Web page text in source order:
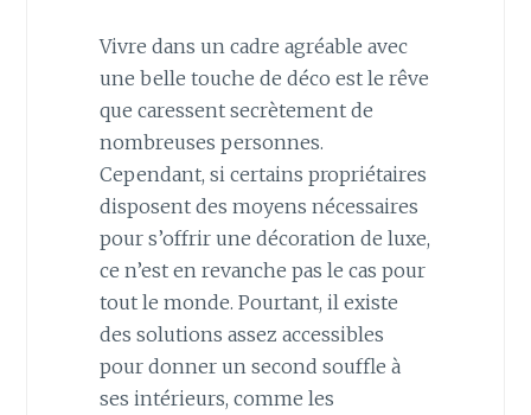
Vivre dans un cadre agréable avec
une belle touche de déco est le rêve
que caressent secrètement de
nombreuses personnes.
Cependant, si certains propriétaires
disposent des moyens nécessaires
pour s’offrir une décoration de luxe,
ce n’est en revanche pas le cas pour
tout le monde. Pourtant, il existe
des solutions assez accessibles
pour donner un second souffle à
ses intérieurs, comme les